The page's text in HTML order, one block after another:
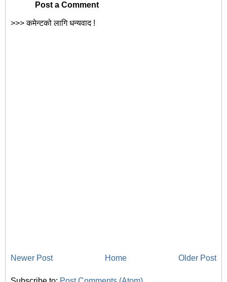
Post a Comment
>>> कमेन्टको लागि धन्यवाद !
Newer Post Older Post
Home